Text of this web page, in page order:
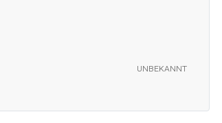
unbekannt